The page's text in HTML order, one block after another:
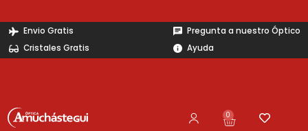
al
contenido
Envio Gratis
Cristales Gratis
Pregunta a nuestro Óptico
Ayuda
0
Carrito